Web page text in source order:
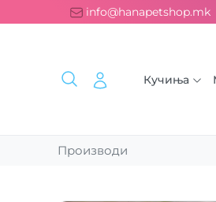
info@hanapetshop.mk
испорака над 2000 ден.
Кучиња
Производи